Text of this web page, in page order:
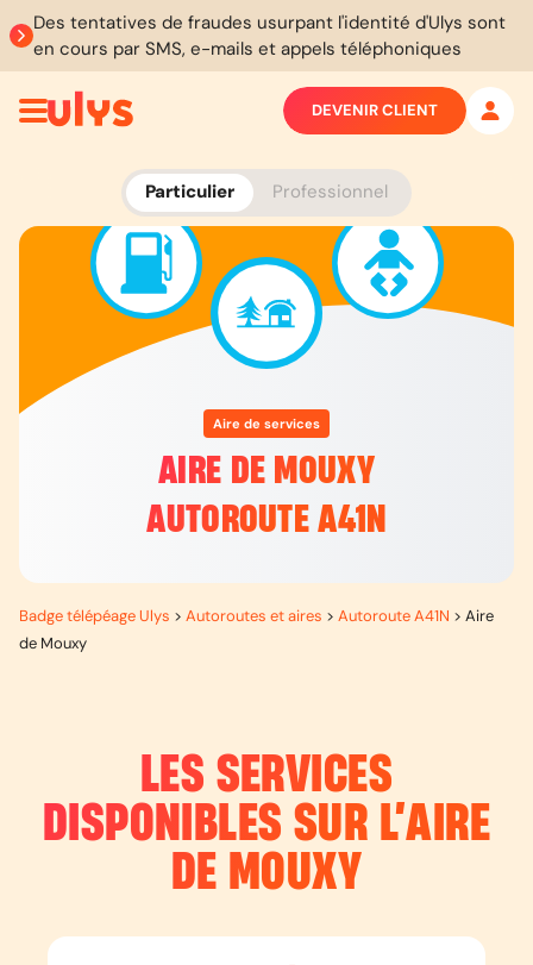
Des tentatives de fraudes usurpant l'identité d'Ulys sont
en cours par SMS, e-mails et appels téléphoniques
Particulier Professionnel
DEVENIR CLIENT
Aire de services
AIRE DE MOUXY
AUTOROUTE A41N
Badge télépéage Ulys > Autoroutes et aires > Autoroute A41N > Aire
de Mouxy
LES SERVICES
DISPONIBLES SUR L’AIRE
DE MOUXY